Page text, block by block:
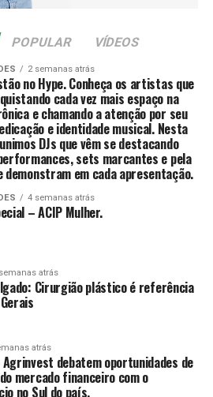
costumam ser
técnicas podem ser
o de-qi: por exemplo,
o de-qi pode,
do local da agulha para
corpo. Outras técnicas
补; pinyin: bǔ) ou “sedar”
qi.
usadas em padrões de
padrões de excesso de energia.
na acupuntura chinesa,
e japoneses podem
necessária do tratamento.
o incômodo persiste ou
os braços, o problema pode ser
cervical é uma das
incapacitante na região e
afirma o Dr. Aragão.
quando um dos discos
que funcionam como
vértebras — se desloca ou se
ou mesmo a medula
transmite sinais do cérebro para
ser devastador para funções
preocupantes, segundo o
se irradia do pescoço pelo
ao braço, frequentemente
ou fraqueza. “Essa
porque o disco herniado
responsáveis pela força e
POPULAR VÍDEOS
2 semanas atrás
no Hype. Conheça os artistas que
cada vez mais espaço na
e chamando a atenção por seu
e identidade musical. Nesta
DJs que vêm se destacando
sets marcantes e pela
demonstram em cada apresentação.
4 semanas atrás
– ACIP Mulher.
atrás
Cirurgião plástico é referência
atrás
Agrinvest debatem oportunidades de
mercado financeiro com o
no Sul do país.